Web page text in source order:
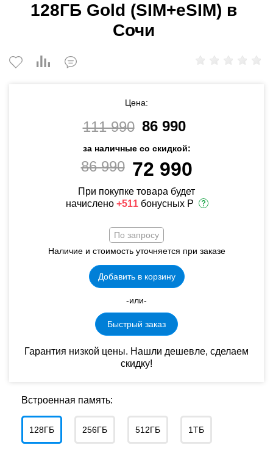
128ГБ Gold (SIM+eSIM) в
Сочи
Цена:
111 990 86 990
за наличные со скидкой:
86 990 72 990
При покупке товара будет
начислено +511 бонусных Р
По запросу
Наличие и стоимость уточняется при заказе
Добавить в корзину
-или-
Быстрый заказ
Гарантия низкой цены. Нашли дешевле, сделаем
скидку!
Встроенная память:
128ГБ 256ГБ 512ГБ 1ТБ